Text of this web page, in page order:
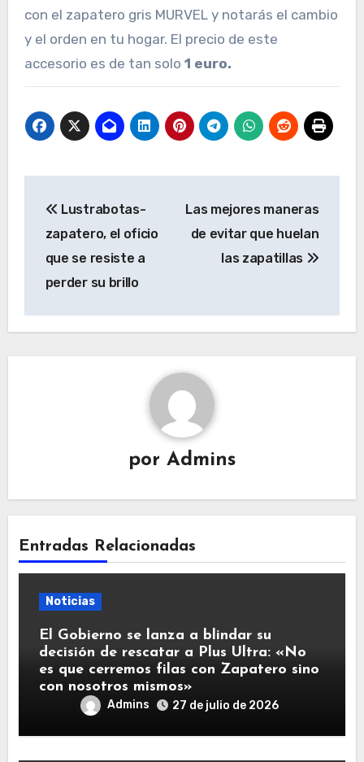
con el zapatero gris MURVEL y notarás el cambio
y el orden en tu hogar. El precio de este
accesorio es de tan solo 1 euro.
de
entradas
Lustrabotas-
zapatero, el oficio
que se resiste a
perder su brillo
Las mejores maneras
de evitar que huelan
las zapatillas
por Admins
Entradas Relacionadas
Noticias
El Gobierno se lanza a blindar su
decisión de rescatar a Plus Ultra: «No
es que cerremos filas con Zapatero sino
con nosotros mismos»
Admins 27 de julio de 2026